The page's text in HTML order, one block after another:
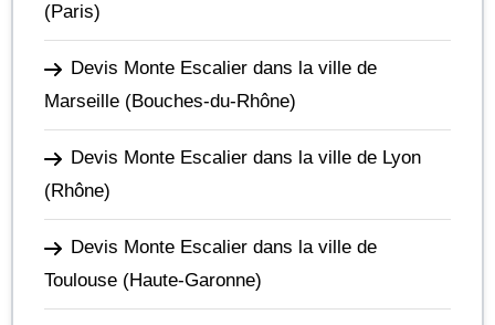
(Paris)
Devis Monte Escalier dans la ville de
Marseille (Bouches-du-Rhône)
Devis Monte Escalier dans la ville de Lyon
(Rhône)
Devis Monte Escalier dans la ville de
Toulouse (Haute-Garonne)